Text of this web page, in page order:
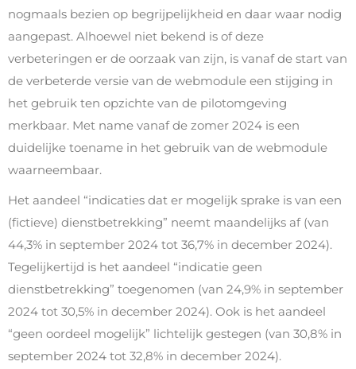
nogmaals bezien op begrijpelijkheid en daar waar nodig
aangepast. Alhoewel niet bekend is of deze
verbeteringen er de oorzaak van zijn, is vanaf de start van
de verbeterde versie van de webmodule een stijging in
het gebruik ten opzichte van de pilotomgeving
merkbaar. Met name vanaf de zomer 2024 is een
duidelijke toename in het gebruik van de webmodule
waarneembaar.
Het aandeel “indicaties dat er mogelijk sprake is van een
(fictieve) dienstbetrekking” neemt maandelijks af (van
44,3% in september 2024 tot 36,7% in december 2024).
Tegelijkertijd is het aandeel “indicatie geen
dienstbetrekking” toegenomen (van 24,9% in september
2024 tot 30,5% in december 2024). Ook is het aandeel
“geen oordeel mogelijk” lichtelijk gestegen (van 30,8% in
september 2024 tot 32,8% in december 2024).